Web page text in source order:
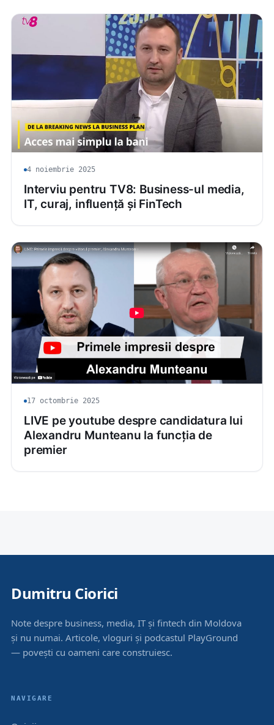
4 noiembrie 2025
Interviu pentru TV8: Business-ul media,
IT, curaj, influență și FinTech
17 octombrie 2025
LIVE pe youtube despre candidatura lui
Alexandru Munteanu la funcția de
premier
Dumitru Ciorici
Note despre business, media, IT și fintech din Moldova
și nu numai. Articole, vloguri și podcastul PlayGround
— povești cu oameni care construiesc.
NAVIGARE